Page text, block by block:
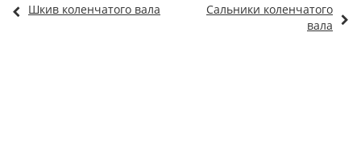
Шкив коленчатого вала
Сальники коленчатого
вала